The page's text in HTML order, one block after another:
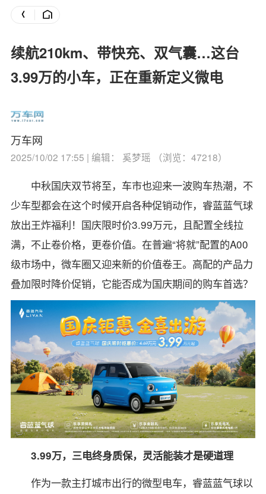
续航210km、带快充、双气囊…这台
3.99万的小车，正在重新定义微电
万车网
2025/10/02 17:55 | 编辑： 奚梦瑶 （浏览：47218）
中秋国庆双节将至，车市也迎来一波购车热潮，不
少车型都会在这个时候开启各种促销动作，睿蓝蓝气球
放出王炸福利！国庆限时价3.99万元，且配置全线拉
满，不止卷价格，更卷价值。在普遍“将就”配置的A00
级市场中，微车圈又迎来新的价值卷王。高配的产品力
叠加限时降价促销，它能否成为国庆期间的购车首选？
3.99万，三电终身质保，灵活能装才是硬道理
作为一款主打城市出行的微型电车，睿蓝蓝气球以